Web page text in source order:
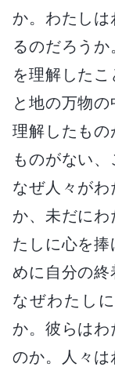
か。わたし
るのだろう
を理解した
と地の万物
理解したも
ものがない、
なぜ人々が
か、未だに
たしに心を
めに自分の終
なぜわたし
か。彼らは
のか。人々